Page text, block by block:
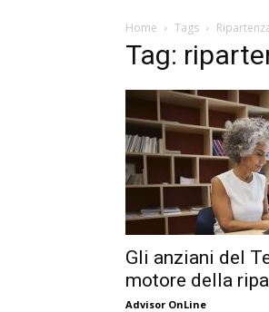
Home Tags
Tag:
Gli anziani del
motore della
Advisor OnLine